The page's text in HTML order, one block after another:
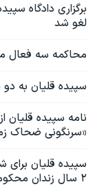
برگزاری دادگاه
لغو شد
محاکمه سه فعال
سپیده قلیان به
نامه سپیده قلیان
«سرنگونی ضحاک
سپیده قلیان
۲ سال زندان محکوم شد